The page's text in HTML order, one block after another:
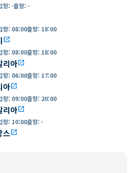
항: -출항: -
항: 08:00출항: 18:00
open_in_new
항: 08:00출항: 18:00
리아open_in_new
항: 06:00출항: 17:00
아open_in_new
항: 09:00출항: 20:00
리아open_in_new
항: 10:00출항: -
스open_in_new